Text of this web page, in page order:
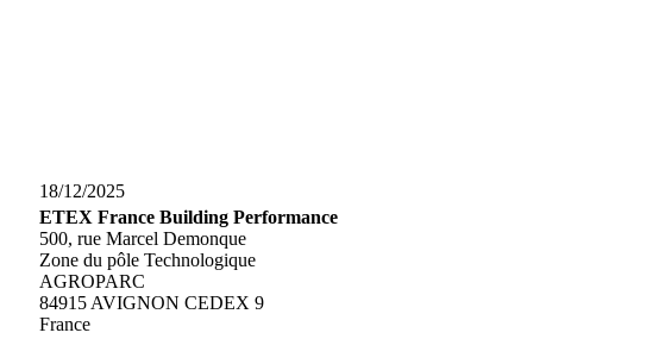
18/12/2025
ETEX France Building Performance
500, rue Marcel Demonque
Zone du pôle Technologique
AGROPARC
84915 AVIGNON CEDEX 9
France